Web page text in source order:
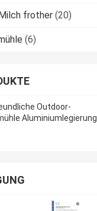
frother (20)
(6)
Outdoor-
Aluminiumlegierung